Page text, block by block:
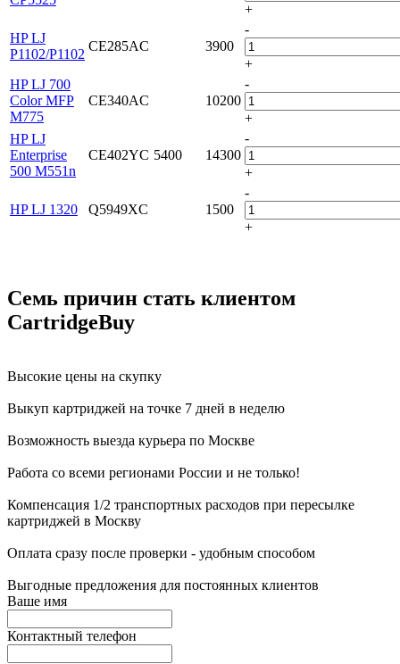
+
HP LJ
P1102/P1102
CE285AC 3900
-
+
HP LJ 700
Color MFP
M775
CE340AC 10200
-
+
HP LJ
Enterprise
500 M551n
CE402YC 5400 14300
-
+
HP LJ 1320 Q5949XC 1500
-
+
Семь причин стать клиентом
CartridgeBuy
Высокие цены на скупку
Выкуп картриджей на точке 7 дней в неделю
Возможность выезда курьера по Москве
Работа со всеми регионами России и не только!
Компенсация 1/2 транспортных расходов при пересылке
картриджей в Москву
Оплата сразу после проверки - удобным способом
Выгодные предложения для постоянных клиентов
Ваше имя
Контактный телефон